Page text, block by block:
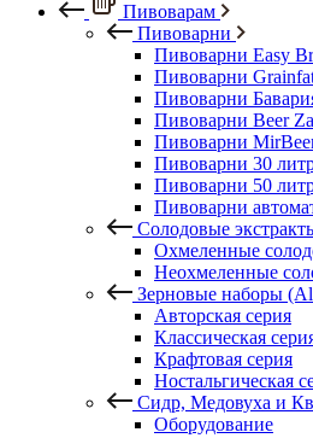
Пивоварам
Пивоварни
Пивоварни Easy
Пивоварни
Пивоварни
Пивоварни Beer
Пивоварни
Пивоварни 30
Пивоварни 50
Пивоварни
Солодовые
Охмеленные
Неохмеленные
Зерновые наборы
Авторская серия
Классическая
Крафтовая серия
Ностальгическая
Сидр, Медовуха и
Оборудование